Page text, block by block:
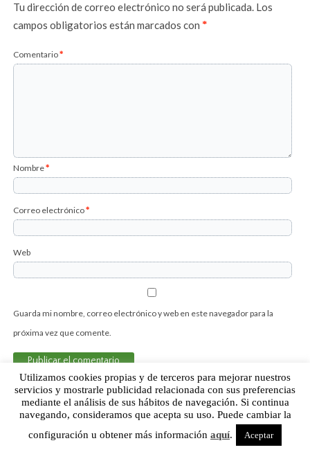
Tu dirección de correo electrónico no será publicada. Los
campos obligatorios están marcados con*
Comentario*
Nombre*
Correo electrónico*
Web
Guarda mi nombre, correo electrónico y web en este navegador para la
próxima vez que comente.
Sobre Humor Fútbol Club | Aviso legal |Contacto
Humor Fútbol Club © 2015. Todos los derechos reservados
Utilizamos cookies propias y de terceros para mejorar nuestros
servicios y mostrarle publicidad relacionada con sus preferencias
mediante el análisis de sus hábitos de navegación. Si continua
navegando, consideramos que acepta su uso. Puede cambiar la
configuración u obtener más información aquí. Aceptar